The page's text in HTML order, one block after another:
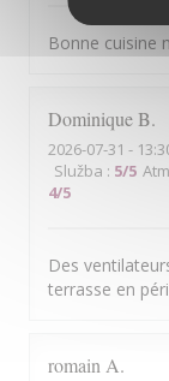
Bonne cuisine
DominiqueB
2026-07-31 -
Služba : 5/5
4/5
Des
terrasse en
romain A